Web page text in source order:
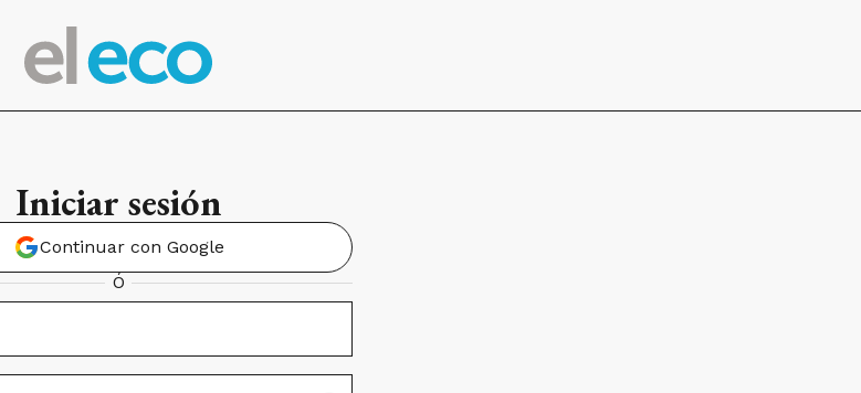
Iniciar sesión
Continuar con Google
Ó